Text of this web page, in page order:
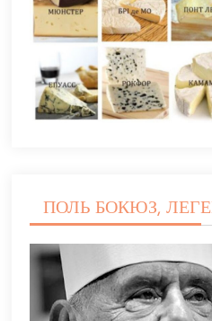
ПОЛЬ БОКЮЗ,